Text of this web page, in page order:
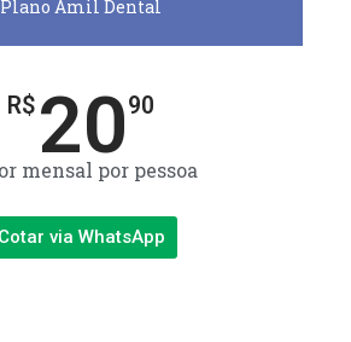
Plano Amil Dental
R$ 2090
mensal por pessoa
Cotar via WhatsApp